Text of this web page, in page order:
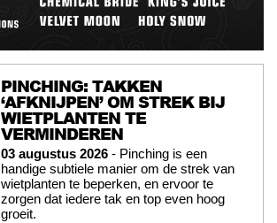
PINCHING: TAKKEN
‘AFKNIJPEN’ OM STREK BIJ
WIETPLANTEN TE
VERMINDEREN
03 augustus 2026 - Pinching is een
handige subtiele manier om de strek van
wietplanten te beperken, en ervoor te
zorgen dat iedere tak en top even hoog
groeit.